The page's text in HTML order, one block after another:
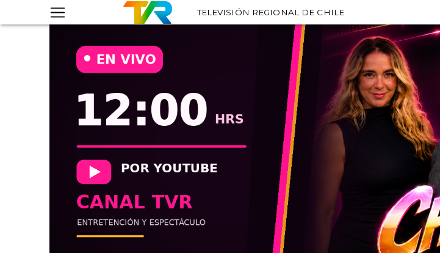
TELEVISIÓN REGIONAL DE CHILE